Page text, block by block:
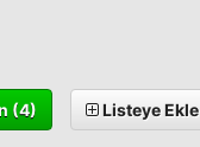
(4) Listeye Ekle